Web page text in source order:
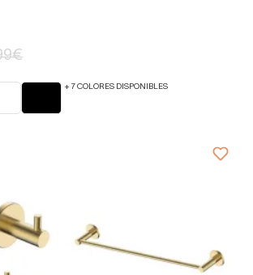
+ 7 COLORES DISPONIBLES